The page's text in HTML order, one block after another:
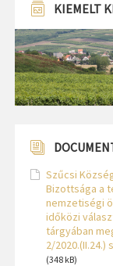
KIEMELT
Szűcsi
Bizottsága a
nemzetiségi
időközi
tárgyában
2/
(348 kB)